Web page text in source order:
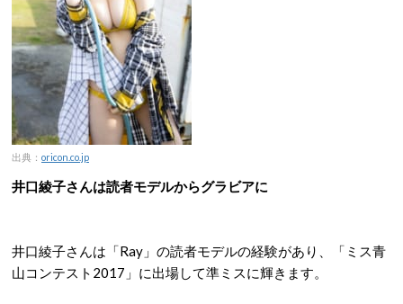
出典： oricon.co.jp
井口綾子さんは読者モデルからグラビアに
井口綾子さんは「Ray」の読者モデルの経験があり、「ミス青
山コンテスト2017」に出場して準ミスに輝きます。